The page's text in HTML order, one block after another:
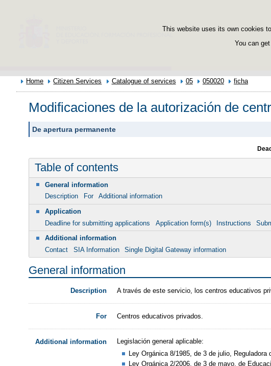
This website uses its own cookies
You can
Home Citizen Services Catalogue of services 05 050020 ficha
Modificaciones de la autorización de
De apertura permanente
Table of contents
General information
Description
For
Additional information
Application
Deadline for submitting applications
Application form(s) Instructions
Additional information
Contact
SIA Information Single Digital Gateway information
General information
Description A través de este servicio, los centros educativos
For Centros educativos privados.
Additional information
Legislación general aplicable:
Ley Orgánica 8/1985, de 3 de julio,
Ley Orgánica 2/2006, de 3 de mayo, de